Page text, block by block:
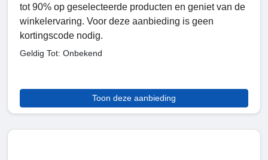
tot 90% op geselecteerde producten en geniet van de
winkelervaring. Voor deze aanbieding is geen
kortingscode nodig.
Geldig Tot: Onbekend
Toon deze aanbieding